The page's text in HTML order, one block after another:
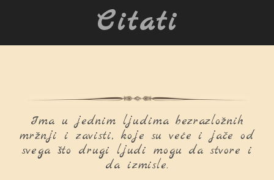
Citati
Ima u jednim ljudima bezrazložnih
mržnji i zavisti, koje su veće i jače od
svega što drugi ljudi mogu da stvore i
da izmisle.